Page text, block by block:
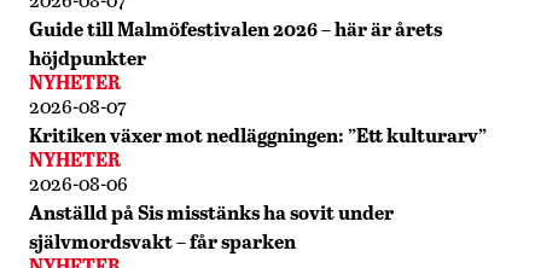
Guide till Malmöfestivalen 2026 – här är årets
höjdpunkter
NYHETER
2026-08-07
Kritiken växer mot nedläggningen: ”Ett kulturarv”
NYHETER
2026-08-06
Anställd på Sis misstänks ha sovit under
självmordsvakt – får sparken